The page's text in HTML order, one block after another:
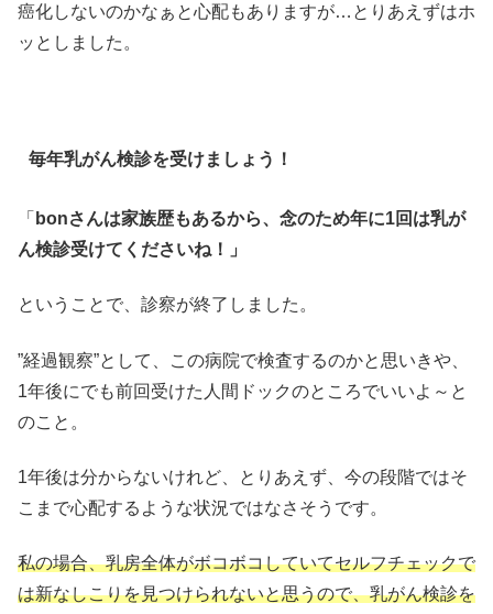
癌化しないのかなぁと心配もありますが…とりあえずはホ
ッとしました。
毎年乳がん検診を受けましょう！
「 bonさんは家族歴もあるから、念のため年に1回は乳が
ん検診受けてくださいね！」
ということで、診察が終了しました。
”経過観察”として、この病院で検査するのかと思いきや、
1年後にでも前回受けた人間ドックのところでいいよ～と
のこと。
1年後は分からないけれど、とりあえず、今の段階ではそ
こまで心配するような状況ではなさそうです。
私の場合、乳房全体がボコボコしていてセルフチェックで
は新なしこりを見つけられないと思うので、乳がん検診を